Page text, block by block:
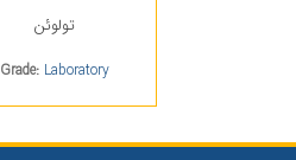
تولوئن
Grade: Laboratory